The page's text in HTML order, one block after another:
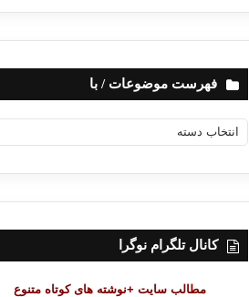
فهرست موضوعات / با
ه
ت
ض
کانال تلگرام نوگرا
مطالب سایت +نوشته های کوتاه متنوع